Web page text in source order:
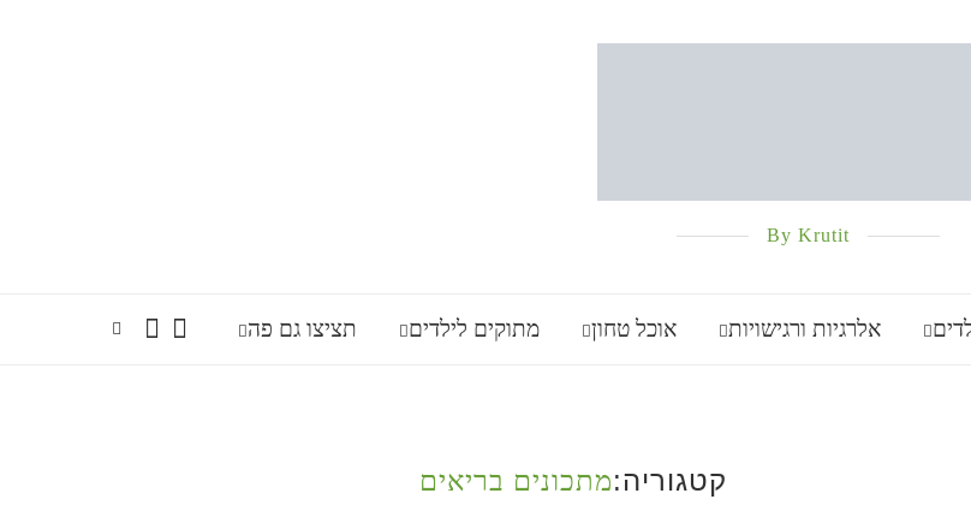
By Krutit
תציצו גם פה מתוקים לילדים אוכל טחון אלרגיות ורגישויות
קטגוריה:מתכונים בריאים